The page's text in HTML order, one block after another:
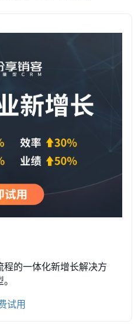
的一体化新增长解决方
试用